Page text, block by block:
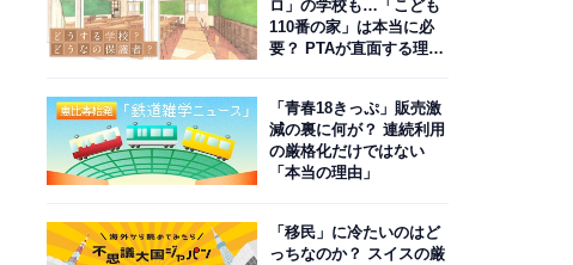
ロ」の学校も…「こども
110番の家」は本当に必
要？ PTAが直面する理想
「青春18きっぷ」販売激
減の裏に何が？ 連続利用
の厳格化だけではない
「本当の理由」
「移民」に冷たいのはど
っちなのか？ スイスの厳